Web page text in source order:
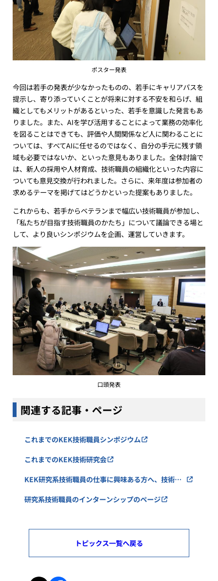
ポスター発表
今回は若手の発表が少なかったものの、若手にキャリアパスを
提示し、寄り添っていくことが将来に対する不安を和らげ、組
織としてもメリットがあるといった、若手を意識した発言もあ
りました。また、AIを学び活用することによって業務の効率化
を図ることはできても、評価や人間関係など人に関わることに
ついては、すべてAIに任せるのではなく、自分の手元に残す領
域も必要ではないか、といった意見もありました。全体討論で
は、新人の採用や人材育成、技術職員の組織化といった内容に
ついても意見交換が行われました。さらに、来年度は参加者の
求めるテーマを掲げてはどうかといった提案もありました。
これからも、若手からベテランまで幅広い技術職員が参加し、
「私たちが目指す技術職員のかたち」について議論できる場と
して、より良いシンポジウムを企画、運営していきます。
口頭発表
関連する記事・ページ
これまでのKEK技術職員シンポジウム
これまでのKEK技術研究会
KEK研究系技術職員の仕事に興味ある方へ、技術部
研究系技術職員のインターンシップのページ
トピックス一覧へ戻る